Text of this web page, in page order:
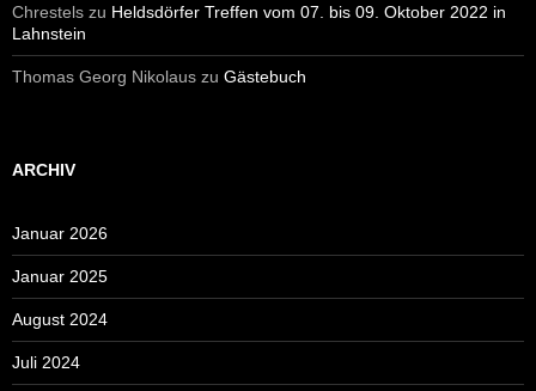
Chrestels zu Heldsdörfer Treffen vom 07. bis 09. Oktober 2022 in
Lahnstein
Thomas Georg Nikolaus zu Gästebuch
ARCHIV
Januar 2026
Januar 2025
August 2024
Juli 2024